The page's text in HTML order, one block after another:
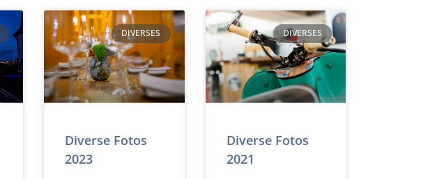
DIVERSES
Diverse Fotos
2023
DIVERSES
Diverse Fotos
2021